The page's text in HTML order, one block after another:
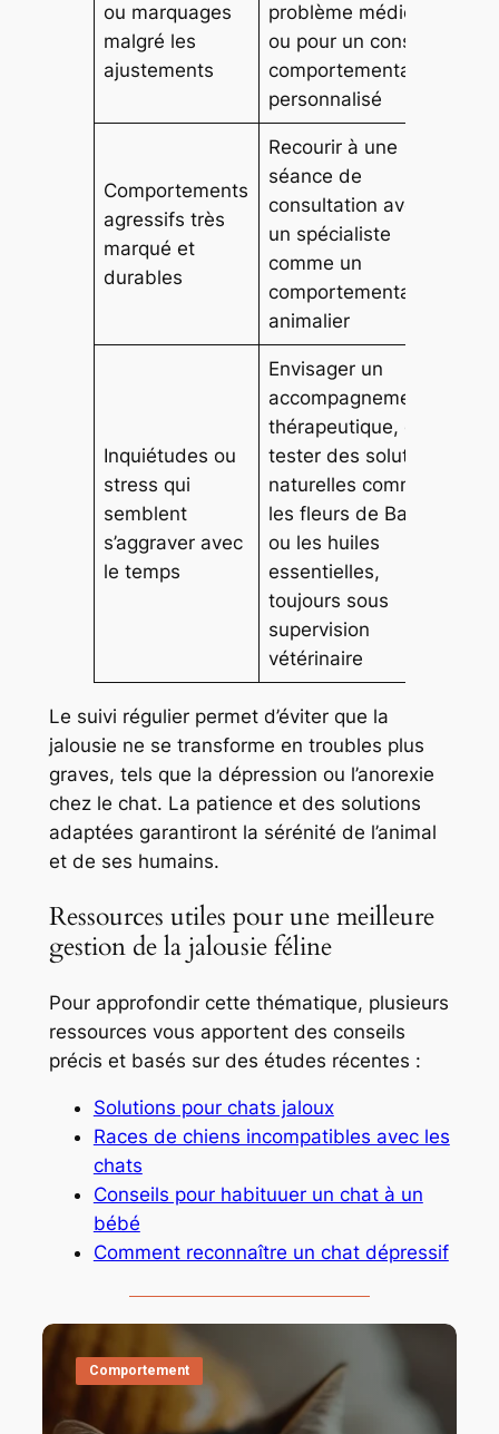
ou marquages
malgré les
ajustements
problème médical
ou pour un conseil
comportemental
personnalisé
Comportements
agressifs très
marqué et
durables
Recourir à une
séance de
consultation avec
un spécialiste
comme un
comportementaliste
animalier
Inquiétudes ou
stress qui
semblent
s’aggraver avec
le temps
Envisager un
accompagnement
thérapeutique, et
tester des solutions
naturelles comme
les fleurs de Bach
ou les huiles
essentielles,
toujours sous
supervision
vétérinaire
Le suivi régulier permet d’éviter que la
jalousie ne se transforme en troubles plus
graves, tels que la dépression ou l’anorexie
chez le chat. La patience et des solutions
adaptées garantiront la sérénité de l’animal
et de ses humains.
Ressources utiles pour une meilleure
gestion de la jalousie féline
Pour approfondir cette thématique, plusieurs
ressources vous apportent des conseils
précis et basés sur des études récentes :
Solutions pour chats jaloux
Races de chiens incompatibles avec les
chats
Conseils pour habituuer un chat à un
bébé
Comment reconnaître un chat dépressif
Comportement